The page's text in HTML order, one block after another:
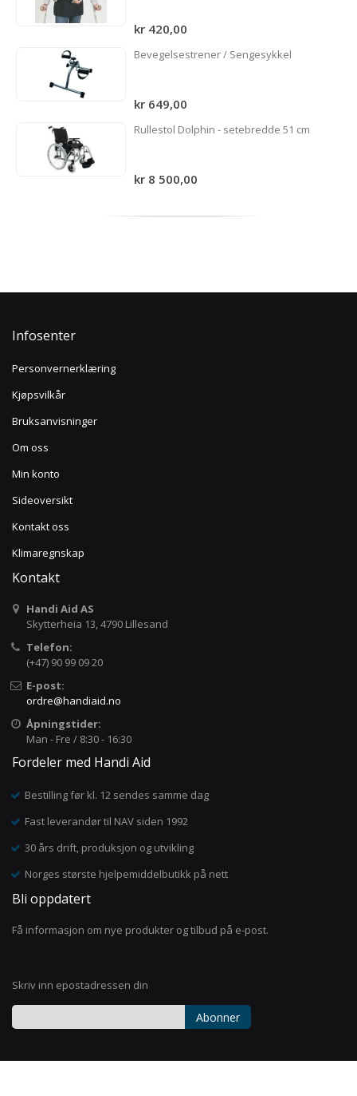
kr 420,00
Bevegelsestrener / Sengesykkel
kr 649,00
Rullestol Dolphin - setebredde 51 cm
kr 8 500,00
Infosenter
Personvernerklæring
Kjøpsvilkår
Bruksanvisninger
Om oss
Min konto
Sideoversikt
Kontakt oss
Klimaregnskap
Kontakt
Handi Aid AS
Skytterheia 13, 4790 Lillesand
Telefon:
(+47) 90 99 09 20
E-post:
ordre@handiaid.no
Åpningstider:
Man - Fre / 8:30 - 16:30
Fordeler med Handi Aid
Bestilling før kl. 12 sendes samme dag
Fast leverandør til NAV siden 1992
30 års drift, produksjon og utvikling
Norges største hjelpemiddelbutikk på nett
Bli oppdatert
Få informasjon om nye produkter og tilbud på e-post.
Skriv inn epostadressen din
Abonner